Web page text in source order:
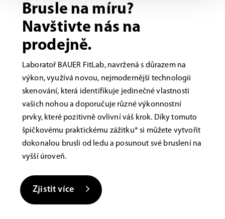
Brusle na míru?
Navštivte nás na
prodejně.
Laboratoř BAUER FitLab, navržená s důrazem na
výkon, využívá novou, nejmodernější technologii
skenování, která identifikuje jedinečné vlastnosti
vašich nohou a doporučuje různé výkonnostní
prvky, které pozitivně ovlivní váš krok. Díky tomuto
špičkovému praktickému zážitku* si můžete vytvořit
dokonalou brusli od ledu a posunout své bruslení na
vyšší úroveň.
Zjistit více